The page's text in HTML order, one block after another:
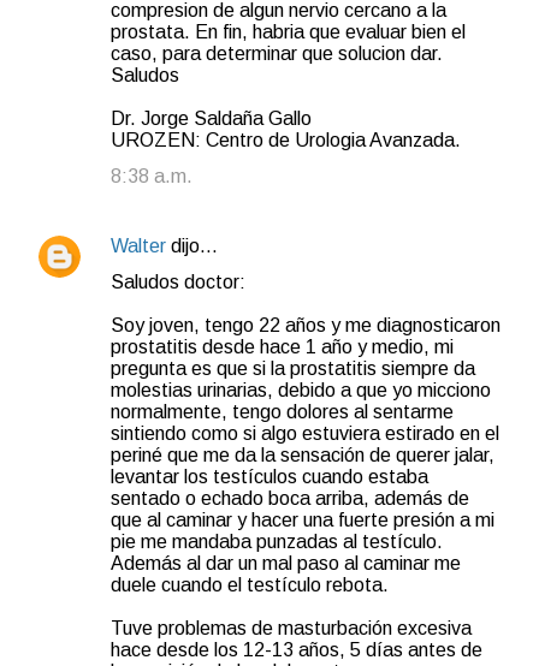
compresion de algun nervio cercano a la
prostata. En fin, habria que evaluar bien el
caso, para determinar que solucion dar.
Saludos
Dr. Jorge Saldaña Gallo
UROZEN: Centro de Urologia Avanzada.
8:38 a.m.
Walter dijo…
Saludos doctor:
Soy joven, tengo 22 años y me diagnosticaron
prostatitis desde hace 1 año y medio, mi
pregunta es que si la prostatitis siempre da
molestias urinarias, debido a que yo micciono
normalmente, tengo dolores al sentarme
sintiendo como si algo estuviera estirado en el
periné que me da la sensación de querer jalar,
levantar los testículos cuando estaba
sentado o echado boca arriba, además de
que al caminar y hacer una fuerte presión a mi
pie me mandaba punzadas al testículo.
Además al dar un mal paso al caminar me
duele cuando el testículo rebota.
Tuve problemas de masturbación excesiva
hace desde los 12-13 años, 5 días antes de